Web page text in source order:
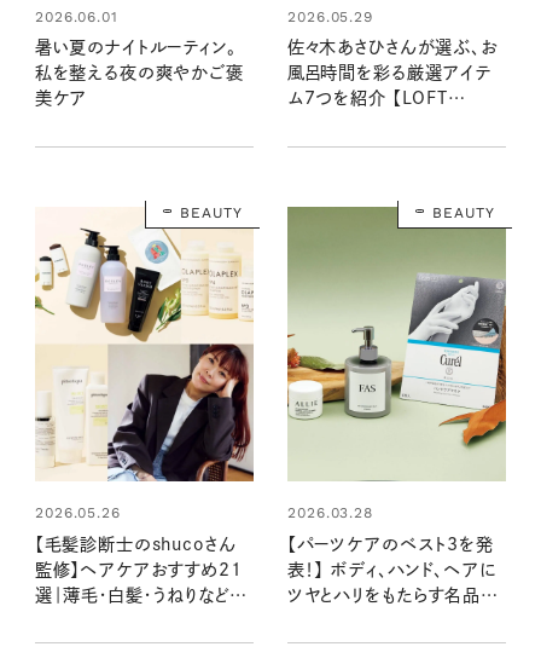
2026.06.01
暑い夏のナイトルーティン。
私を整える夜の爽やかご褒
美ケア
2026.05.29
佐々木あさひさんが選ぶ、お
風呂時間を彩る厳選アイテ
ム7つを紹介 【LOFT
BEAUTY
2026.05.26
【毛髪診断士のshucoさん
監修】ヘアケアおすすめ21
選｜薄毛・白髪・うねりなど大
見！
BEAUTY
2026.03.28
【パーツケアのベスト3を発
表！】 ボディ、ハンド、ヘアに
ツヤとハリをもたらす名品が
2025